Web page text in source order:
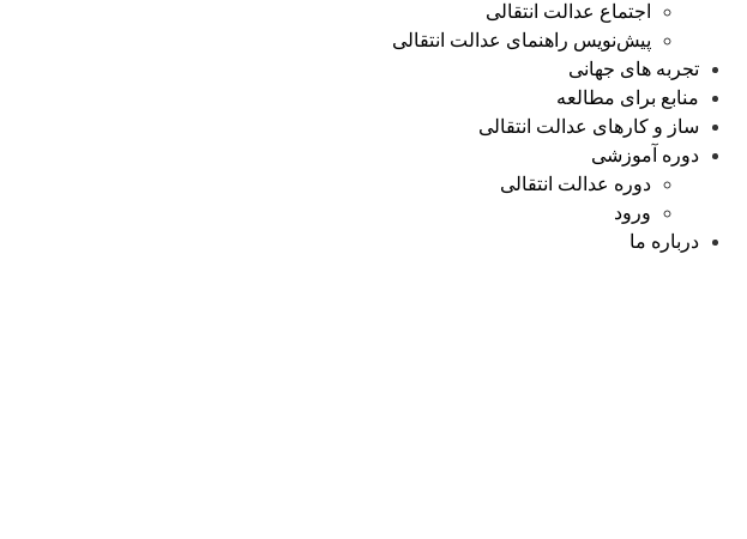
اجتماع عدالت انتقالی
پیش‌نویس راهنمای عدالت انتقالی
تجربه های جهانی
منابع برای مطالعه
ساز و کارهای عدالت انتقالی
دوره آموزشی
دوره عدالت انتقالی
ورود
درباره ما